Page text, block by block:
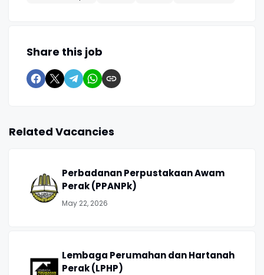
Share this job
Related Vacancies
Perbadanan Perpustakaan Awam
Perak (PPANPk)
May 22, 2026
Lembaga Perumahan dan Hartanah
Perak (LPHP)